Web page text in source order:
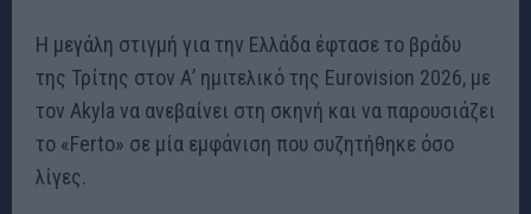
Η μεγάλη στιγμή για την Ελλάδα έφτασε το βράδυ
της Τρίτης στον Α’ ημιτελικό της Eurovision 2026, με
τον Akyla να ανεβαίνει στη σκηνή και να παρουσιάζει
το «Ferto» σε μία εμφάνιση που συζητήθηκε όσο
λίγες.